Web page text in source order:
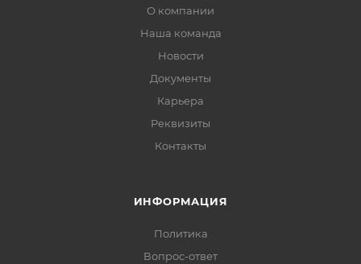
О компании
Наша команда
Новости
Документы
Карьера
Реквизиты
Контакты
ИНФОРМАЦИЯ
Политика
Вопрос-ответ